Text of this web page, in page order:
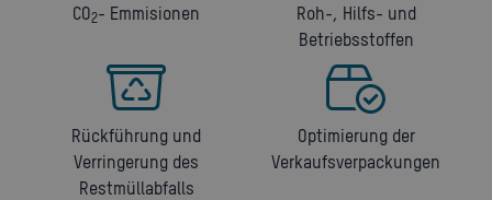
CO2- Emmisionen
Roh-, Hilfs- und
Betriebsstoffen
Rückführung und
Verringerung des
Restmüllabfalls
Optimierung der
Verkaufsverpackungen